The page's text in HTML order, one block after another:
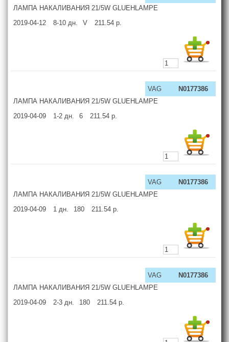
ЛАМПА НАКАЛИВАНИЯ 21/5W GLUEHLAMPE
2019-04-12
8-10 дн. V 211.54 р.
VAG
N0177386
ЛАМПА НАКАЛИВАНИЯ 21/5W GLUEHLAMPE
2019-04-09
1-2 дн. 6 211.54 р.
VAG
N0177386
ЛАМПА НАКАЛИВАНИЯ 21/5W GLUEHLAMPE
2019-04-09
1 дн. 180 211.54 р.
VAG
N0177386
ЛАМПА НАКАЛИВАНИЯ 21/5W GLUEHLAMPE
2019-04-09
2-3 дн. 180 211.54 р.